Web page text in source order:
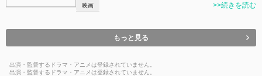
映画 >>続きを読む
もっと見る
出演・監督するドラマ・アニメは登録されていません。
出演・監督するドラマ・アニメは登録されていません。